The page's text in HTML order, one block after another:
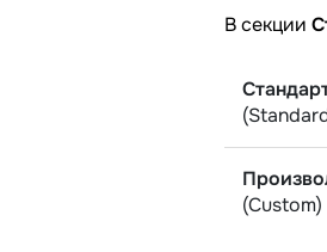
В секции
(Custom)